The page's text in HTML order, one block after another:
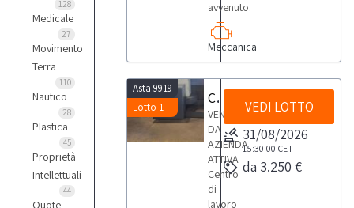
128
Medicale
27
Movimento
Terra
110
Nautico
28
Plastica
45
Proprietà
Intellettuali
44
Quote
avvenuto.
Meccanica
Asta 9919
Lotto 1
Centro di lavoro orizzontale a cambio palettes Leadwell MCH-400
VENDITA
DA
AZIENDA
ATTIVA
Centro
di
lavoro
VEDI LOTTO
31/08/2026
15:30:00 CET
da 3.250 €